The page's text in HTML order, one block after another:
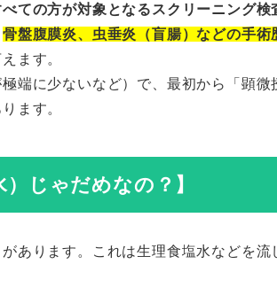
ての方が対象となるスクリーニング検
骨盤腹膜炎、虫垂炎（盲腸）などの手術
ます。
端に少ないなど）で、最初から「顕微
ます。
）じゃだめなの？】
あります。これは生理食塩水などを